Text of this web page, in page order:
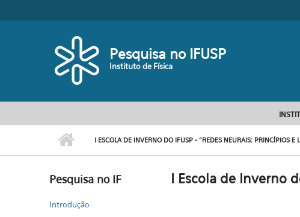
Pesquisa no IFUSP
Instituto de Física
I ESCOLA DE INVERNO DO IFUSP - "REDES NEURAIS: PRINCÍPIOS E
Pesquisa no IF
Introdução
I Escola de Inverno